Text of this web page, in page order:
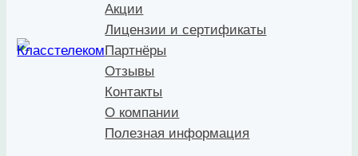
Акции
Лицензии и сертификаты
Партнёры
Отзывы
Контакты
О компании
Полезная информация